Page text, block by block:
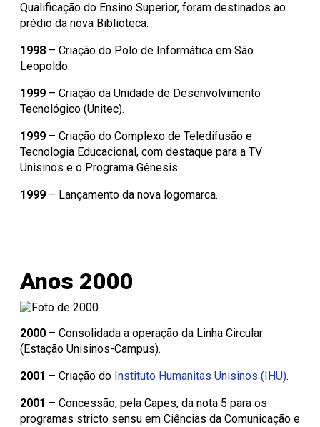
Qualificação do Ensino Superior, foram destinados ao
prédio da nova Biblioteca.
1998 – Criação do Polo de Informática em São
Leopoldo.
1999 – Criação da Unidade de Desenvolvimento
Tecnológico (Unitec).
1999 – Criação do Complexo de Teledifusão e
Tecnologia Educacional, com destaque para a TV
Unisinos e o Programa Gênesis.
1999 – Lançamento da nova logomarca.
Anos 2000
2000 – Consolidada a operação da Linha Circular
(Estação Unisinos-Campus).
2001 – Criação do Instituto Humanitas Unisinos (IHU).
2001 – Concessão, pela Capes, da nota 5 para os
programas stricto sensu em Ciências da Comunicação e